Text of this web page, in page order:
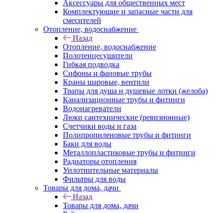
Аксессуары для общественных мест
Комплектующие и запасные части для
смесителей
Отопление, водоснабжение
Назад
Отопление, водоснабжение
Полотенцесушители
Гибкая подводка
Сифоны и фановые трубы
Краны шаровые, вентили
Трапы для душа и душевые лотки (желоба)
Канализационные трубы и фитинги
Водонагреватели
Люки сантехнические (ревизионные)
Счетчики воды и газа
Полипропиленовые трубы и фитинги
Баки для воды
Металлопластиковые трубы и фитинги
Радиаторы отопления
Уплотнительные материалы
Фильтры для воды
Товары для дома, дачи
Назад
Товары для дома, дачи